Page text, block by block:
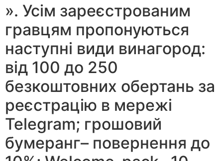
». Усім зареєстрованим
гравцям пропонуються
наступні види винагород:
від 100 до 250
безкоштовних обертань за
реєстрацію в мережі
Telegram; грошовий
бумеранг– повернення до